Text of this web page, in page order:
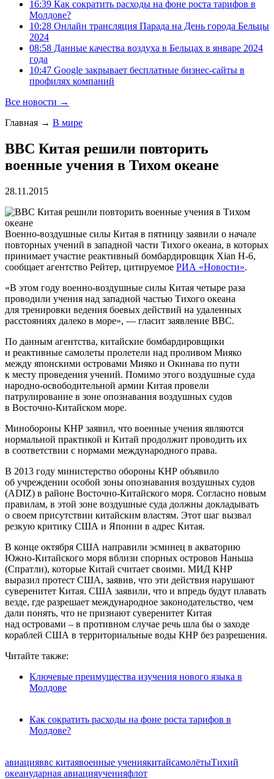
16:39 Как сократить расходы на фоне роста тарифов в
Молдове?
10:28 Онлайн трансляция Парада на День города Бельцы
2024
08:58 Данные качества воздуха в Бельцах в январе 2024
года
10:47 Google закрывает бесплатные бизнес-сайты в
профилях компаний
Все новости →
Главная → В мире
ВВС Китая решили повторить
военные учения в Тихом океане
28.11.2015
Военно-воздушные силы Китая в пятницу заявили о начале
повторных учений в западной части Тихого океана, в которых
принимает участие реактивный бомбардировщик Xian H-6,
сообщает агентство Рейтер, цитируемое РИА «Новости».
«В этом году военно-воздушные силы Китая четыре раза
проводили учения над западной частью Тихого океана
для тренировки ведения боевых действий на удаленных
расстояниях далеко в море», — гласит заявление ВВС.
По данным агентства, китайские бомбардировщики
и реактивные самолеты пролетели над проливом Мияко
между японскими островами Мияко и Окинава по пути
к месту проведения учений. Помимо этого воздушные суда
народно-освободительной армии Китая провели
патрулирование в зоне опознавания воздушных судов
в Восточно-Китайском море.
Минобороны КНР заявил, что военные учения являются
нормальной практикой и Китай продолжит проводить их
в соответствии с нормами международного права.
В 2013 году министерство обороны КНР объявило
об учреждении особой зоны опознавания воздушных судов
(ADIZ) в районе Восточно-Китайского моря. Согласно новым
правилам, в этой зоне воздушные суда должны докладывать
о своем присутствии китайским властям. Этот шаг вызвал
резкую критику США и Японии в адрес Китая.
В конце октября США направили эсминец в акваторию
Южно-Китайского моря вблизи спорных островов Наньша
(Спратли), которые Китай считает своими. МИД КНР
выразил протест США, заявив, что эти действия нарушают
суверенитет Китая. США заявили, что и впредь будут плавать
везде, где разрешает международное законодательство, чем
дали понять, что не признают суверенитет Китая
над островами – в противном случае речь шла бы о заходе
кораблей США в территориальные воды КНР без разрешения.
Читайте также:
Ключевые преимущества изучения нового языка в
Молдове
Как сократить расходы на фоне роста тарифов в
Молдове?
авиацияввс китаявоенные учениякитайсамолётыТихий
океанударная авиацияученияфлот